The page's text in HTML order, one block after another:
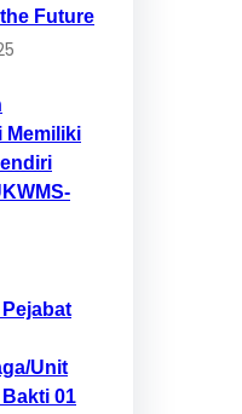
Future
Memiliki
Unit
Bakti 01